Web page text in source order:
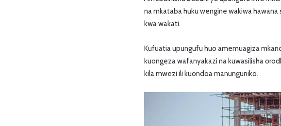
na mkataba huku wengine wakiwa
kwa wakati.
Kufuatia upungufu huo amemuagiza
kuongeza wafanyakazi na kuwasilisha
kila mwezi ili kuondoa manunguniko.